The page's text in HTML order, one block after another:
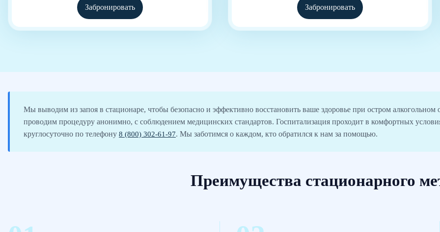
Забронировать Забронировать
Мы выводим из запоя в стационаре, чтобы безопасно и эффективно восстановить ваше здоровье при остром
проводим процедуру анонимно, с соблюдением медицинских стандартов. Госпитализация проходит в комфортных
круглосуточно по телефону 8 (800) 302-61-97. Мы заботимся о каждом, кто обратился к нам за помощью.
Преимущества стационарного